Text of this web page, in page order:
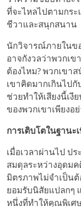
ที่จะไหลไปตามกร
ชีวาและสนุกสนาน
นักวิจารณ์ภายในข
อาจกังวลว่าพวกเ
ต้องไหม? พวกเขา
เขาคิดมากเกินไป
ช่วยทำให้เสียงนี้เงี
ของพวกเขาเพียงอ
การเติบโตในฐานะ
เมื่อเวลาผ่านไป ป
สมดุลระหว่างอุดมค
มิตรภาพไม่จำเป็น
ยอมรับนิสัยแปลกๆ
หนึ่งที่ทำให้คุณพิเศ